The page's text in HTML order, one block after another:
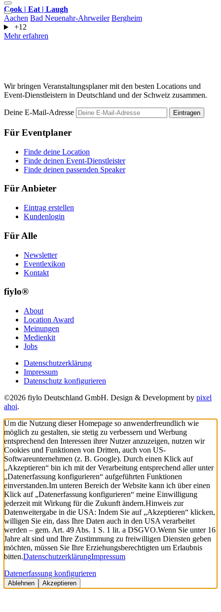
Cook | Eat | Laugh
Aachen Bad Neuenahr-Ahrweiler Bergheim
+12
Mehr erfahren
Wir bringen Veranstaltungsplaner mit den besten Locations und
Event-Dienstleistern in Deutschland und der Schweiz zusammen.
Deine E-Mail-Adresse Eintragen
Für Eventplaner
Finde deine Location
Finde deinen Event-Dienstleister
Finde deinen passenden Speaker
Für Anbieter
Eintrag erstellen
Kundenlogin
Für Alle
Newsletter
Eventlexikon
Kontakt
fiylo®
About
Location Award
Meinungen
Medienkit
Jobs
Datenschutzerklärung
Impressum
Datenschutz konfigurieren
©2026 fiylo Deutschland GmbH. Design & Development by pixel
ahoi.
Um die Nutzung dieser Homepage so anwenderfreundlich wie
möglich zu gestalten, sie stetig zu verbessern und Werbung
entsprechend den Interessen ihrer Nutzer anzuzeigen, nutzen wir
Cookies und Funktionen von Dritten, auch von US-
Softwareunternehmen (z. B. Google). Durch einen Klick auf
„Akzeptieren“ bin ich mit der Verarbeitung entsprechend aller unter
„Datenerfassung konfigurieren“ aufgeführten Funktionen
einverstanden.Im unteren Bereich der Website kann ich über einen
Klick auf „Datenerfassung konfigurieren“ meine Einwilligung
jederzeit mit Wirkung für die Zukunft ändern.Hinweis zur
Datenweitergabe in die USA: Indem Sie auf „Akzeptieren“ klicken,
willigen Sie ein, dass Ihre Daten auch in den USA verarbeitet
werden – gem. Art. 49 Abs. 1 S. 1 lit. a DSGVO.Wenn Sie unter 16
Jahre alt sind und Ihre Zustimmung zu freiwilligen Diensten geben
möchten, müssen Sie Ihre Erziehungsberechtigten um Erlaubnis
bitten.DatenschutzerklärungImpressum
Datenerfassung konfigurieren
Ablehnen Akzeptieren